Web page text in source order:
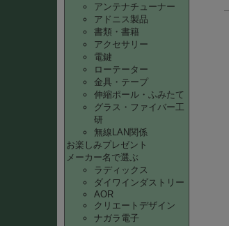
アンテナチューナー
アドニス製品
書類・書籍
アクセサリー
電鍵
ローテーター
金具・テープ
伸縮ポール・ふみたて
グラス・ファイバー工
研
無線LAN関係
お楽しみプレゼント
メーカー名で選ぶ
ラディックス
ダイワインダストリー
AOR
クリエートデザイン
ナガラ電子